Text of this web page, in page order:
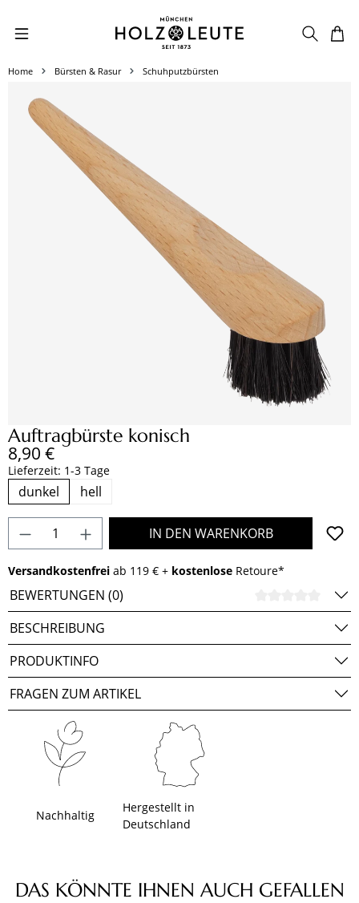
Zum Hauptinhalt springen
Home Bürsten & Rasur Schuhputzbürsten
Auftragbürste konisch
Regulärer Preis:
8,90 €
Lieferzeit: 1-3 Tage
dunkel hell
Produkt Anzahl: Gib den gewünschten
IN DEN WARENKORB
Versandkostenfrei ab 119 € + kostenlose Retoure*
BEWERTUNGEN (0)
BESCHREIBUNG
PRODUKTINFO
FRAGEN ZUM ARTIKEL
Nachhaltig
Hergestellt in
Deutschland
Produktgalerie überspringen
DAS KÖNNTE IHNEN AUCH GEFALLEN